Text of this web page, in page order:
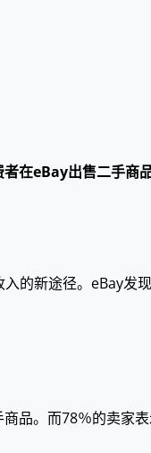
在eBay出售二手商
的新途径。eBay发
品。而78％的卖家